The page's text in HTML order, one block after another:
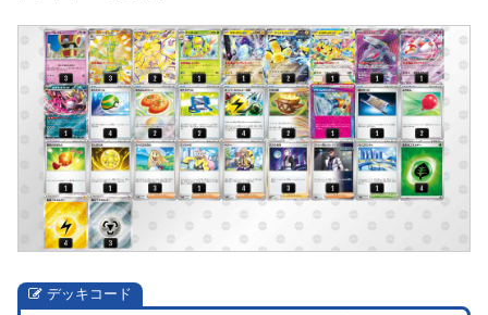
デッキコード